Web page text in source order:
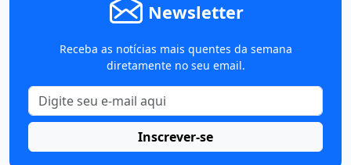
Newsletter
Receba as notícias mais quentes da semana
diretamente no seu email.
Inscrever-se